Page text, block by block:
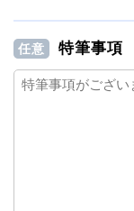
任意 特筆事項